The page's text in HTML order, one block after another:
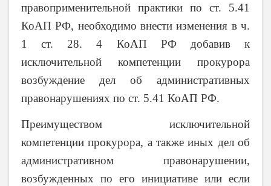
правоприменительной практики по ст. 5.41
КоАП РФ, необходимо внести изменения в ч.
1 ст. 28. 4 КоАП РФ добавив к
исключительной компетенции прокурора
возбуждение дел об административных
правонарушениях по ст. 5.41 КоАП РФ.
Преимуществом исключительной
компетенции прокурора, а также иных дел об
административном правонарушении,
возбужденных по его инициативе или если